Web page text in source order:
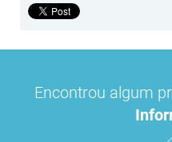
Encontrou algum